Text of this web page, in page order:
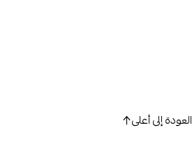
العودة إلى أعلى